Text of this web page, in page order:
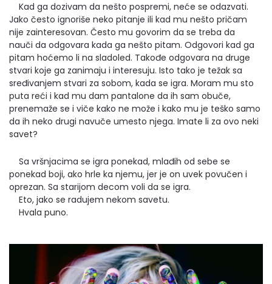
Kad ga dozivam da nešto pospremi, neće se odazvati.
Jako često ignoriše neko pitanje ili kad mu nešto pričam
nije zainteresovan. Često mu govorim da se treba da
nauči da odgovara kada ga nešto pitam. Odgovori kad ga
pitam hoćemo li na sladoled. Takođe odgovara na druge
stvari koje ga zanimaju i interesuju. Isto tako je težak sa
sređivanjem stvari za sobom, kada se igra. Moram mu sto
puta reći i kad mu dam pantalone da ih sam obuče,
prenemaže se i viče kako ne može i kako mu je teško samo
da ih neko drugi navuče umesto njega. Imate li za ovo neki
savet?
Sa vršnjacima se igra ponekad, mlađih od sebe se
ponekad boji, ako hrle ka njemu, jer je on uvek povučen i
oprezan. Sa starijom decom voli da se igra.
Eto, jako se radujem nekom savetu.
Hvala puno.